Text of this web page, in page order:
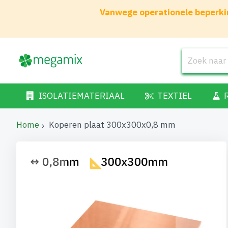
Vanwege operationele
ISOLATIEMATERIAAL TEXTIEL
Home Koperen plaat 300x300x0,8 mm
Ga